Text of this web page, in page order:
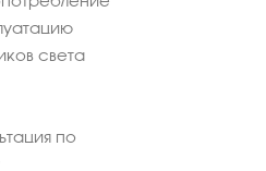
света
по